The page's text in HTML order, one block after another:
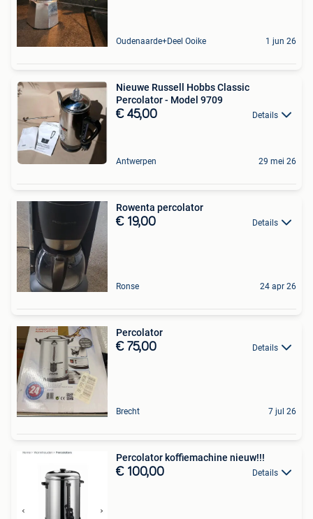
Oudenaarde+Deel Ooike 1 jun 26
Nieuwe Russell Hobbs Classic
Percolator - Model 9709
€ 45,00 Details
Antwerpen 29 mei 26
Rowenta percolator
€ 19,00 Details
Ronse 24 apr 26
Percolator
€ 75,00 Details
Brecht 7 jul 26
Percolator koffiemachine nieuw!!!
€ 100,00 Details